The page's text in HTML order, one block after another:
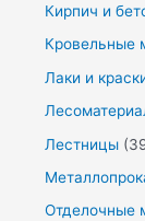
Кирпич и
Кровельные
Лаки и
Лестницы
Отделочные